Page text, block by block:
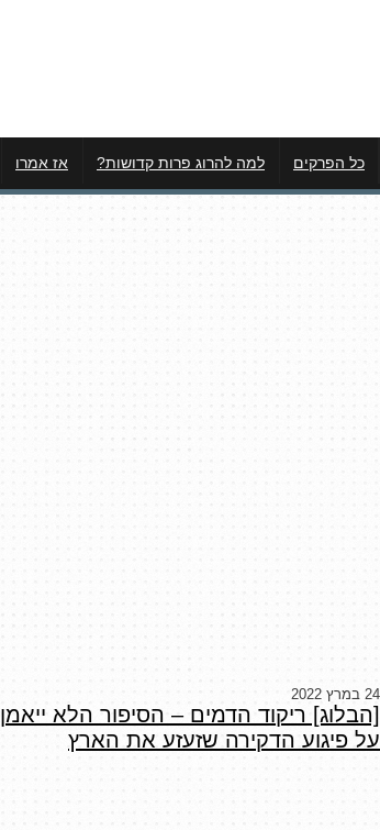
כל הפרקים למה להרוג פרות קדושות? אז אמרו
24 במרץ 2022
[הבלוג] ריקוד הדמים – הסיפור הלא ייאמן
על פיגוע הדקירה שזעזע את הארץ